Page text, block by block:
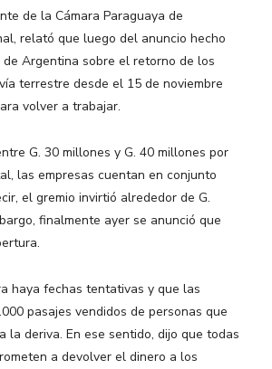
de la Cámara Paraguaya de
relató que luego del anuncio hecho
Argentina sobre el retorno de los
terrestre desde el 15 de noviembre
volver a trabajar.
G. 30 millones y G. 40 millones por
las empresas cuentan en conjunto
el gremio invirtió alrededor de G.
finalmente ayer se anunció que
haya fechas tentativas y que las
pasajes vendidos de personas que
la deriva. En ese sentido, dijo que todas
a devolver el dinero a los